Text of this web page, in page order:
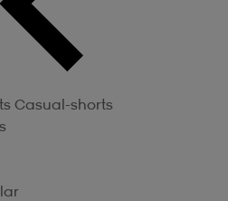
Casual-shorts